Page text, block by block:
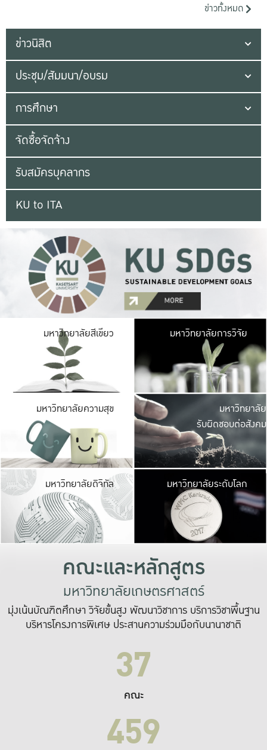
ข่าวทั้งหมด
ข่าวนิสิต
ประชุม/สัมมนา/อบรม
การศึกษา
จัดซื้อจัดจ้าง
รับสมัครบุคลากร
KU to ITA
มหาวิทยาลัยสีเขียว มหาวิ
มีพื้นที่เขียวสดใส
เป็นป่าในเมือง เกษต
มหาวิทยาลัยการวิจัย
มหาวิทยาลัยความสุข มหาวิ
ค
เปิดประ
และพบเรื่องราวใ
มหาวิทยาลัย
รับผิดชอบต่อสังคม
มหาวิทยาลัยดิจิทัล มหาวิ
เปลี่ยนแปลง แล
เพื่อทำง
ระบบสารสนเทศ
มหาวิทยาลัยระดับโลก
คณะและหลักสูตร
มหาวิทยาลัยเกษตรศาสตร์
มุ่งเน้นบัณฑิตศึกษา วิจัยขั้นสูง พัฒนาวิชาการ บริการวิชาพื้นฐาน
บริหารโครงการพิเศษ ประสานความร่วมมือกับนานาชาติ
37
คณะ
459